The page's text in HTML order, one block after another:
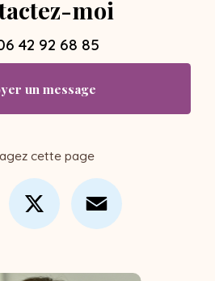
moi
42 92 68 85
un message
cette page
Facebook